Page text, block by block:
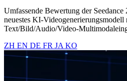
Umfassende Bewertung der
neuestes KI-
Text/Bild/Audio/Video-
ZH EN DE FR JA KO